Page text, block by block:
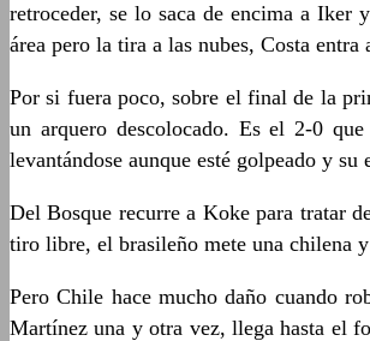
retroceder, se lo saca de encima a Iker
área pero la tira a las nubes, Costa
Por si fuera poco, sobre el final de la
un arquero descolocado. Es el 2-0
levantándose aunque esté golpeado y su
Del Bosque recurre a Koke para tratar
tiro libre, el brasileño mete una chilena
Pero Chile hace mucho daño cuando
Martínez una y otra vez, llega hasta el